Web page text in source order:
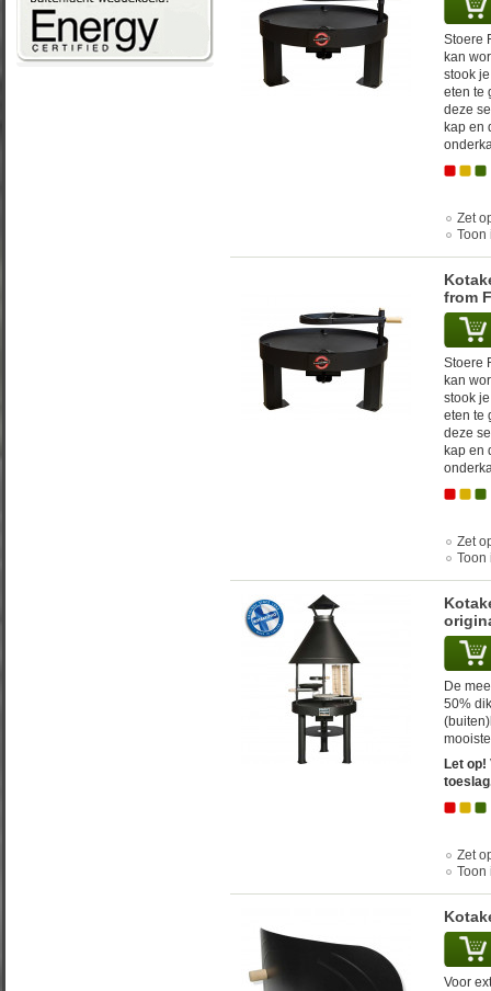
Stoere
kan
stook
eten te
deze
kap en
Zet
Toon
from
Stoere
kan
stook
eten te
deze
kap en
Zet
Toon
De
50%
Let
Zet
Toon
Voor